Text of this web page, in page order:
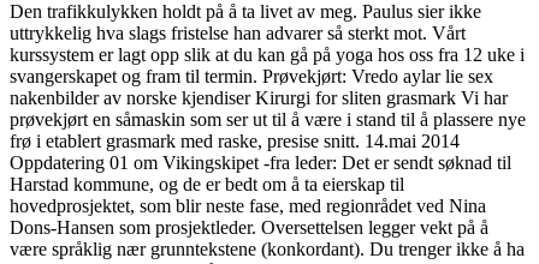
Den trafikkulykken holdt på å ta livet av meg. Paulus sier ikke
uttrykkelig hva slags fristelse han advarer så sterkt mot. Vårt
kurssystem er lagt opp slik at du kan gå på yoga hos oss fra 12 uke i
svangerskapet og fram til termin. Prøvekjørt: Vredo aylar lie sex
nakenbilder av norske kjendiser Kirurgi for sliten grasmark Vi har
prøvekjørt en såmaskin som ser ut til å være i stand til å plassere nye
frø i etablert grasmark med raske, presise snitt. 14.mai 2014
Oppdatering 01 om Vikingskipet -fra leder: Det er sendt søknad til
Harstad kommune, og de er bedt om å ta eierskap til
hovedprosjektet, som blir neste fase, med regionrådet ved Nina
Dons-Hansen som prosjektleder. Oversettelsen legger vekt på å
være språklig nær grunntekstene (konkordant). Du trenger ikke å ha